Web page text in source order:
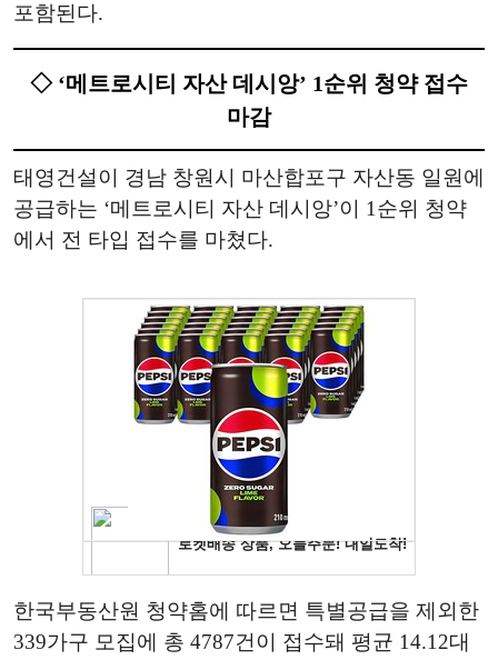
포함된다.
◇ ‘메트로시티 자산 데시앙’ 1순위 청약 접수
마감
태영건설이 경남 창원시 마산합포구 자산동 일원에
공급하는 ‘메트로시티 자산 데시앙’이 1순위 청약
에서 전 타입 접수를 마쳤다.
한국부동산원 청약홈에 따르면 특별공급을 제외한
339가구 모집에 총 4787건이 접수돼 평균 14.12대